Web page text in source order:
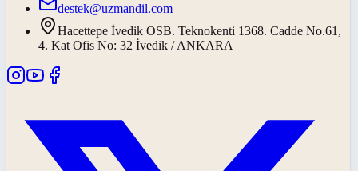
destek@uzmandil.com
Hacettepe İvedik OSB. Teknokenti 1368. Cadde No.61,
4. Kat Ofis No: 32 İvedik / ANKARA